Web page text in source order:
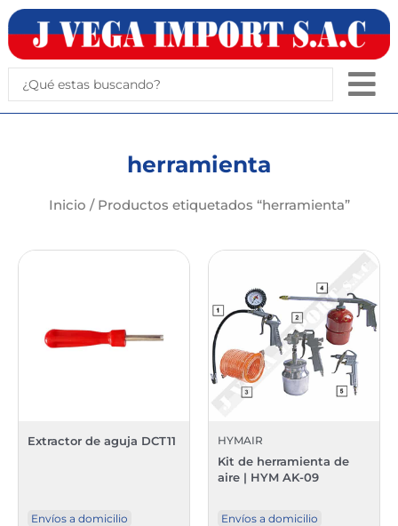
al
contenido
herramienta
Inicio / Productos etiquetados “herramienta”
Extractor de aguja DCT11
Envíos a domicilio
HYMAIR
Kit de herramienta de
aire | HYM AK-09
Envíos a domicilio